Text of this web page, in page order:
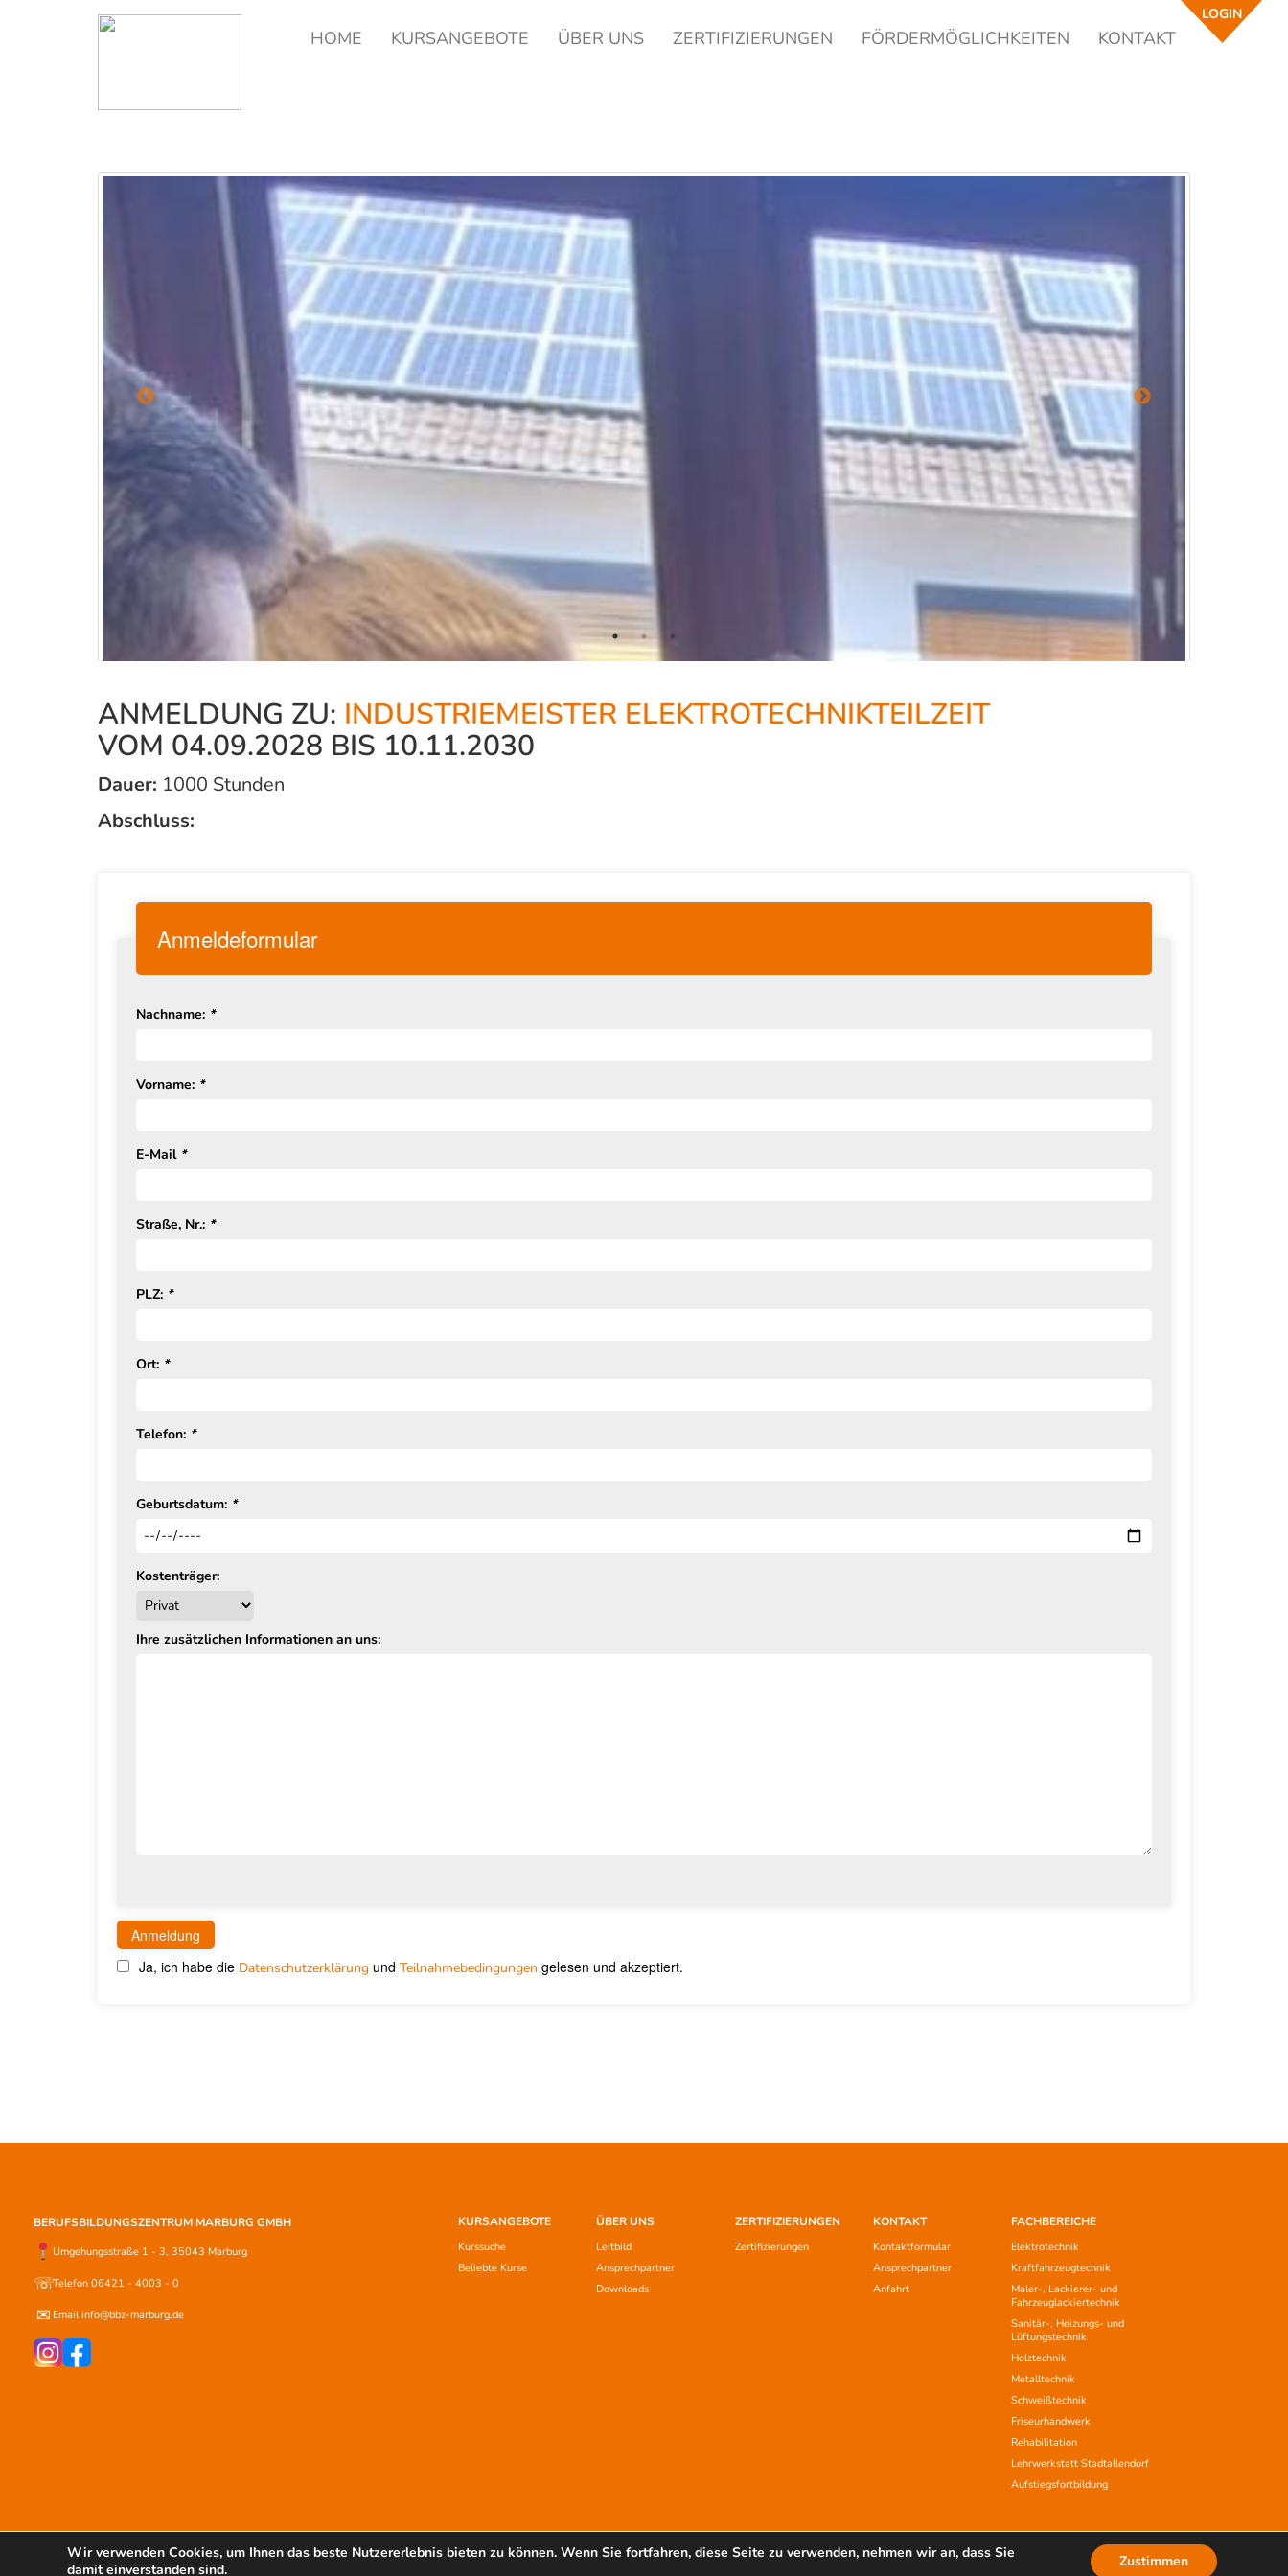
LOGIN
HOME KURSANGEBOTE ÜBER UNS ZERTIFIZIERUNGEN FÖRDERMÖGLICHKEITEN KONTAKT
ANMELDUNG ZU: INDUSTRIEMEISTER ELEKTROTECHNIKTEILZEIT
VOM 04.09.2028 BIS 10.11.2030
Dauer: 1000 Stunden
Abschluss:
Anmeldeformular
Nachname: *
Vorname: *
E-Mail *
Straße, Nr.: *
PLZ: *
Ort: *
Telefon: *
Geburtsdatum: *
Kostenträger:
Ihre zusätzlichen Informationen an uns:
Ja, ich habe die Datenschutzerklärung und Teilnahmebedingungen gelesen und akzeptiert.
BERUFSBILDUNGSZENTRUM MARBURG GMBH
Umgehungsstraße 1 - 3, 35043 Marburg
☏Telefon 06421 - 4003 - 0
✉ Email info@bbz-marburg.de
KURSANGEBOTE
Kurssuche
Beliebte Kurse
ÜBER UNS
Leitbild
Ansprechpartner
Downloads
ZERTIFIZIERUNGEN
Zertifizierungen
KONTAKT
Kontaktformular
Ansprechpartner
Anfahrt
FACHBEREICHE
Elektrotechnik
Kraftfahrzeugtechnik
Maler-, Lackierer- und
Fahrzeuglackiertechnik
Sanitär-, Heizungs- und
Lüftungstechnik
Holztechnik
Metalltechnik
Schweißtechnik
Friseurhandwerk
Rehabilitation
Lehrwerkstatt Stadtallendorf
Aufstiegsfortbildung
IMPRESSUM DATENSCHUTZERKLÄRUNG
Wir verwenden Cookies, um Ihnen das beste Nutzererlebnis bieten zu können. Wenn Sie fortfahren, diese Seite zu verwenden, nehmen wir an, dass Sie
damit einverstanden sind.
Zustimmen